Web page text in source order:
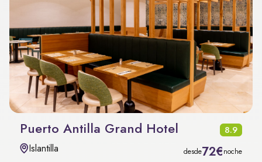
Puerto Antilla Grand Hotel 8.9
Islantilla desde72€noche